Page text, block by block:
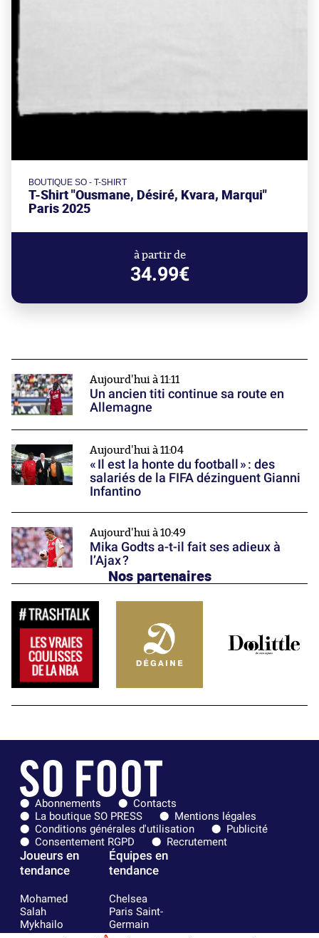
BOUTIQUE SO - T-SHIRT
T-Shirt "Ousmane, Désiré, Kvara, Marqui"
Paris 2025
à partir de
34.99€
Aujourd'hui à 11:11
Un ancien titi continue sa route en
Allemagne
Aujourd'hui à 11:04
« Il est la honte du football » : des
salariés de la FIFA dézinguent Gianni
Infantino
Aujourd'hui à 10:49
Mika Godts a-t-il fait ses adieux à
l’Ajax ?
Nos partenaires
Abonnements
Contacts
La boutique SO PRESS
Mentions légales
Conditions générales d'utilisation
Publicité
Consentement RGPD
Recrutement
Joueurs en
tendance
Mohamed
Salah
Mykhailo
Équipes en
tendance
Chelsea
Paris Saint-
Germain